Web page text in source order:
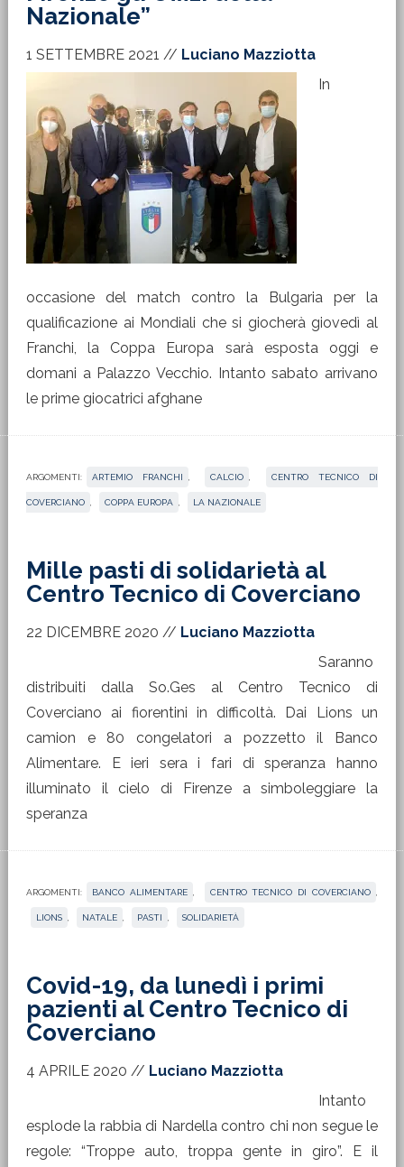
Nazionale”
1 SETTEMBRE 2021 // Luciano Mazziotta
In
occasione del match contro la Bulgaria per la
qualificazione ai Mondiali che si giocherà giovedì al
Franchi, la Coppa Europa sarà esposta oggi e
domani a Palazzo Vecchio. Intanto sabato arrivano
le prime giocatrici afghane
ARGOMENTI: ARTEMIO FRANCHI CALCIO CENTRO TECNICO DI
COVERCIANO COPPA EUROPA LA NAZIONALE
Mille pasti di solidarietà al
Centro Tecnico di Coverciano
22 DICEMBRE 2020 // Luciano Mazziotta
Saranno
distribuiti dalla So.Ges al Centro Tecnico di
Coverciano ai fiorentini in difficoltà. Dai Lions un
camion e 80 congelatori a pozzetto il Banco
Alimentare. E ieri sera i fari di speranza hanno
illuminato il cielo di Firenze a simboleggiare la
speranza
ARGOMENTI: BANCO ALIMENTARE CENTRO TECNICO DI COVERCIANO
LIONS NATALE PASTI SOLIDARIETÀ
Covid-19, da lunedì i primi
pazienti al Centro Tecnico di
Coverciano
4 APRILE 2020 // Luciano Mazziotta
Intanto
esplode la rabbia di Nardella contro chi non segue le
regole: “Troppe auto, troppa gente in giro”. E il